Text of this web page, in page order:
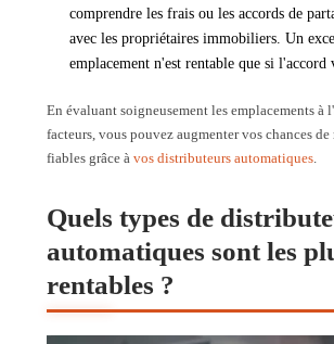
comprendre les frais ou les accords de
avec les propriétaires immobiliers. Un
emplacement n'est rentable que si l'accord
En évaluant soigneusement les emplacements à
facteurs, vous pouvez augmenter vos chances de
fiables grâce à vos distributeurs automatiques
Quels types de
automatiques sont les
rentables ?